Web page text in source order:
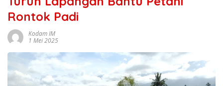
Rontok Padi
Kodam IM
1 Mei 2025